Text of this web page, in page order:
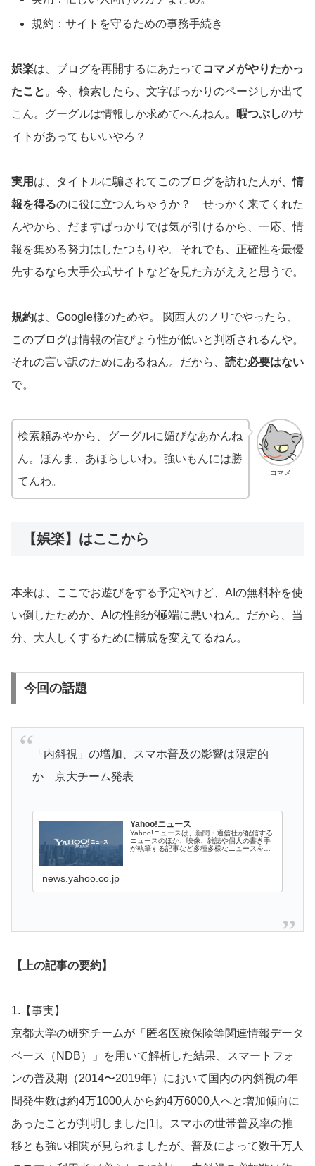
規約：サイトを守るための事務手続き
娯楽は、ブログを再開するにあたって コマメがやりたかっ
たこと 。今、検索したら、文字ばっかりのページしか出て
こん。グーグルは情報しか求めてへんねん。
暇つぶしのサ
イトがあってもいいやろ？
実用 は、タイトルに騙されてこのブログを訪れた人が、情
報を得るのに役に立つんちゃうか？ せっかく来てくれた
んやから、だますばっかりでは気が引けるから、一応、情
報を集める努力はしたつもりや。それでも、正確性を最優
先するなら大手公式サイトなどを見た方がええと思うで。
規約は、Google様のためや。 関西人のノリでやったら、
このブログは情報の信ぴょう性が低いと判断されるんや。
それの言い訳のためにあるねん。だから、 読む必要はない
で。
コマメ
検索頼みやから、グーグルに媚びなあかんね
ん。ほんま、あほらしいわ。強いもんには勝
てんわ。
【娯楽】はここから
本来は、ここでお遊びをする予定やけど、AIの無料枠を使
い倒したためか、AIの性能が極端に悪いねん。だから、当
分、大人しくするために構成を変えてるねん。
今回の話題
「内斜視」の増加、スマホ普及の影響は限定的
か 京大チーム発表
Yahoo!ニュース
Yahoo!ニュースは、新聞・通信社が配信する
ニュースのほか、映像、雑誌や個人の書き手
が執筆する記事など多種多様なニュースを掲
news.yahoo.co.jp
【上の記事の要約】
1.【事実】
京都大学の研究チームが「匿名医療保険等関連情報データ
ベース（NDB）」を用いて解析した結果、スマートフォ
ンの普及期（2014〜2019年）において国内の内斜視の年
間発生数は約4万1000人から約4万6000人へと増加傾向に
あったことが判明しました[1]。スマホの世帯普及率の推
移とも強い相関が見られましたが、普及によって数千万人